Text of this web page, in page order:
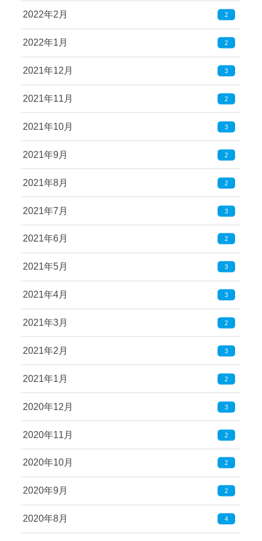
2022年2月 2
2022年1月 2
2021年12月 3
2021年11月 2
2021年10月 3
2021年9月 2
2021年8月 2
2021年7月 3
2021年6月 2
2021年5月 3
2021年4月 3
2021年3月 2
2021年2月 3
2021年1月 2
2020年12月 3
2020年11月 2
2020年10月 2
2020年9月 2
2020年8月 4